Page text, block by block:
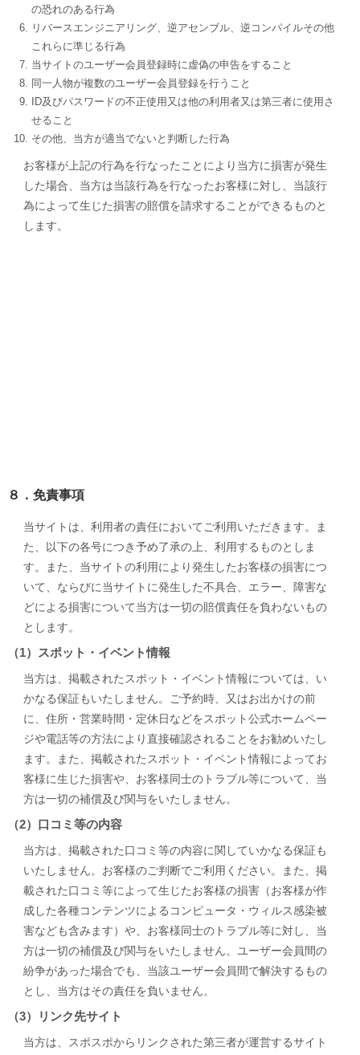
の恐れのある行為
リバースエンジニアリング、逆アセンブル、逆コンパイルその他
これらに準じる行為
当サイトのユーザー会員登録時に虚偽の申告をすること
同一人物が複数のユーザー会員登録を行うこと
ID及びパスワードの不正使用又は他の利用者又は第三者に使用さ
せること
その他、当方が適当でないと判断した行為
お客様が上記の行為を行なったことにより当方に損害が発生
した場合、当方は当該行為を行なったお客様に対し、当該行
為によって生じた損害の賠償を請求することができるものと
します。
８．免責事項
当サイトは、利用者の責任においてご利用いただきます。ま
た、以下の各号につき予め了承の上、利用するものとしま
す。また、当サイトの利用により発生したお客様の損害につ
いて、ならびに当サイトに発生した不具合、エラー、障害な
どによる損害について当方は一切の賠償責任を負わないもの
とします。
（1）スポット・イベント情報
当方は、掲載されたスポット・イベント情報については、い
かなる保証もいたしません。ご予約時、又はお出かけの前
に、住所・営業時間・定休日などをスポット公式ホームペー
ジや電話等の方法により直接確認されることをお勧めいたし
ます。また、掲載されたスポット・イベント情報によってお
客様に生じた損害や、お客様同士のトラブル等について、当
方は一切の補償及び関与をいたしません。
（2）口コミ等の内容
当方は、掲載された口コミ等の内容に関していかなる保証も
いたしません。お客様のご判断でご利用ください。また、掲
載された口コミ等によって生じたお客様の損害（お客様が作
成した各種コンテンツによるコンピュータ・ウィルス感染被
害なども含みます）や、お客様同士のトラブル等に対し、当
方は一切の補償及び関与をいたしません。ユーザー会員間の
紛争があった場合でも、当該ユーザー会員間で解決するもの
とし、当方はその責任を負いません。
（3）リンク先サイト
当方は、スポスポからリンクされた第三者が運営するサイト